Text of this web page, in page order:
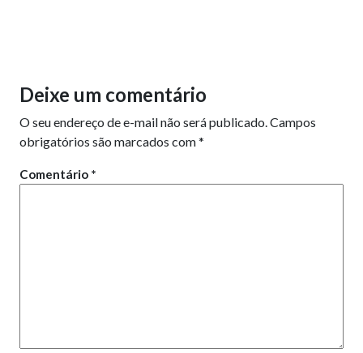
Deixe um comentário
O seu endereço de e-mail não será publicado.Campos
obrigatórios são marcados com*
Comentário *